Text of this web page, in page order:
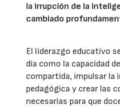
la irrupción de la
cambiado
El liderazgo educativo
día como la capacidad
compartida, impulsar la
pedagógica y crear las
necesarias para que